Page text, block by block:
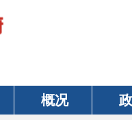
概况 政府